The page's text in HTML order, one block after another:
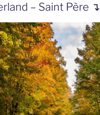
– Saint Père ↴